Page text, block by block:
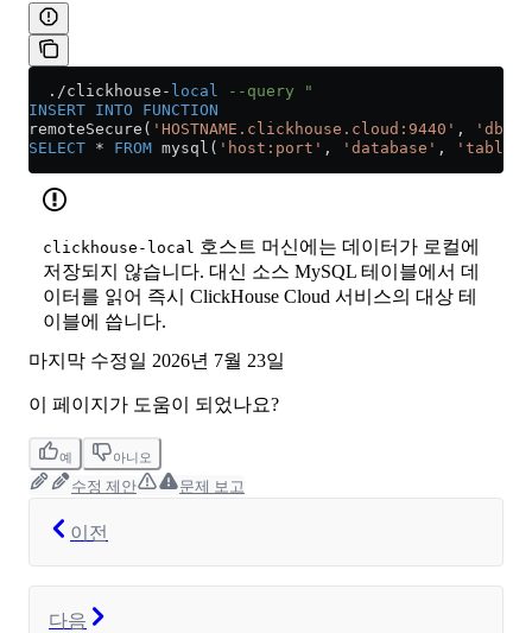
  .
/clickhouse - local
--query "
INSERT INTO FUNCTION
remoteSecure( 'HOSTNAME.clickhouse.cloud:9440' ,
SELECT * FROM mysql( 'host:port' , 'database' , 'table'
clickhouse-local 호스트 머신에는 데이터가 로컬에
저장되지 않습니다. 대신 소스 MySQL 테이블에서 데
이터를 읽어 즉시 ClickHouse Cloud 서비스의 대상 테
이블에 씁니다.
마지막 수정일 2026년 7월 23일
이 페이지가 도움이 되었나요?
예 아니오
수정 제안 문제 보고
이전
다음